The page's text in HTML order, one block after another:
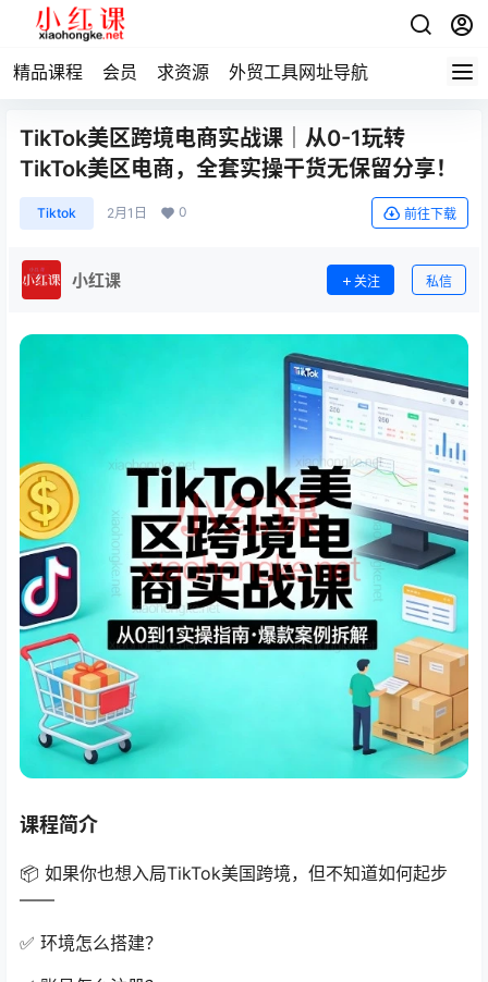
精品课程 会员 求资源 外贸工具网址导航
TikTok美区跨境电商实战课｜从0-1玩转
TikTok美区电商，全套实操干货无保留分享！
Tiktok 2月1日 0 前往下载
小红课 关注 私信
课程简介
📦 如果你也想入局TikTok美国跨境，但不知道如何起步
——
✅ 环境怎么搭建？